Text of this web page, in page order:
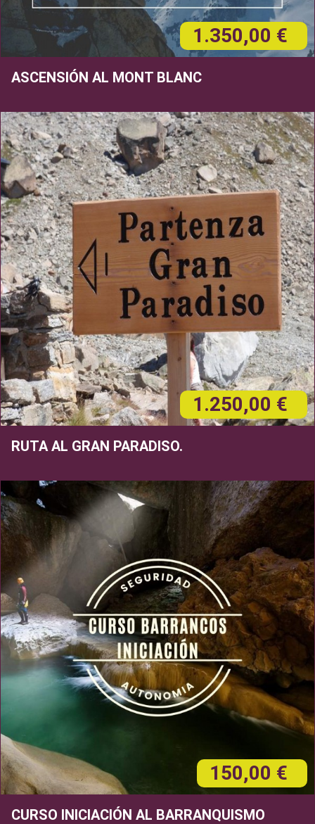
1.350,00 €
ASCENSIÓN AL MONT BLANC
1.250,00 €
RUTA AL GRAN PARADISO.
150,00 €
CURSO INICIACIÓN AL BARRANQUISMO